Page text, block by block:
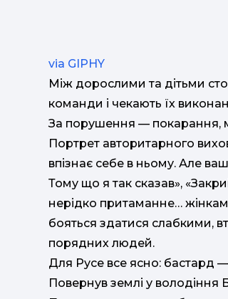
via GIPHY
Між дорослими та дітьми
команди і чекають їх
За порушення — покарання,
Портрет авторитарного
впізнає себе в ньому. Але
Тому що я так сказав»,
нерідко притаманне…
бояться здатися слабкими,
порядних людей.
Для Русе все ясно: бастард
Повернув землі у володіння